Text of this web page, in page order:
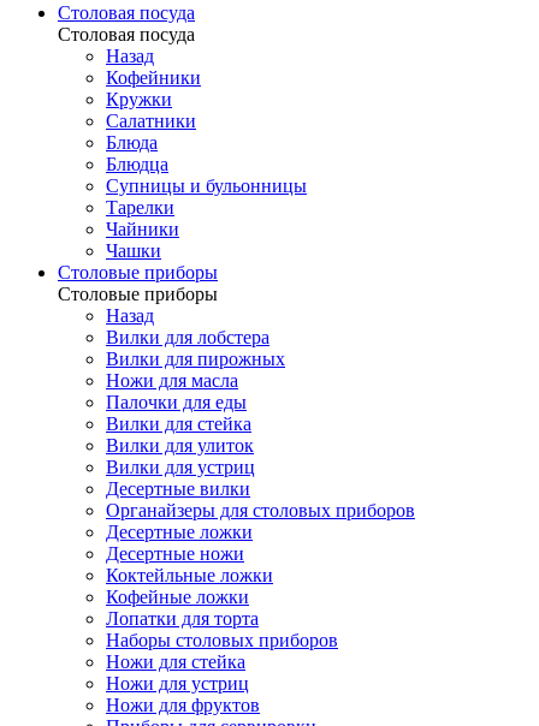
Столовая посуда
Столовая посуда
Назад
Кофейники
Кружки
Салатники
Блюда
Блюдца
Супницы и бульонницы
Тарелки
Чайники
Чашки
Cтоловые приборы
Cтоловые приборы
Назад
Вилки для лобстера
Вилки для пирожных
Ножи для масла
Палочки для еды
Вилки для стейка
Вилки для улиток
Вилки для устриц
Десертные вилки
Органайзеры для столовых приборов
Десертные ложки
Десертные ножи
Коктейльные ложки
Кофейные ложки
Лопатки для торта
Наборы столовых приборов
Ножи для стейка
Ножи для устриц
Ножи для фруктов